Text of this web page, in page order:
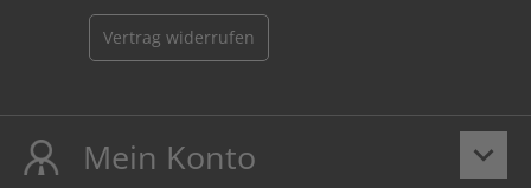
Vertrag widerrufen
keyboard_arrow_down
Mein Konto